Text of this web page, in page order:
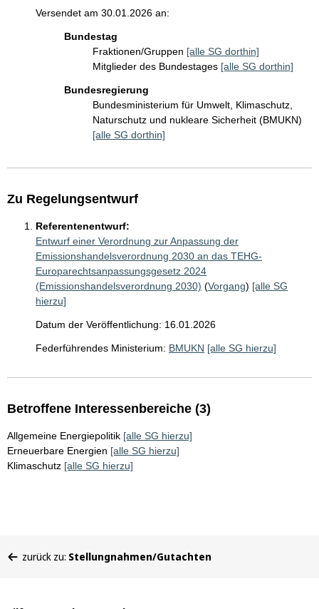
Versendet am 30.01.2026 an:
Bundestag
Fraktionen/Gruppen [alle SG dorthin]
Mitglieder des Bundestages [alle SG dorthin]
Bundesregierung
Bundesministerium für Umwelt, Klimaschutz,
Naturschutz und nukleare Sicherheit (BMUKN)
[alle SG dorthin]
Zu Regelungsentwurf
Referentenentwurf:
Entwurf einer Verordnung zur Anpassung der
Emissionshandelsverordnung 2030 an das TEHG-
Europarechtsanpassungsgesetz 2024
(Emissionshandelsverordnung 2030) (Vorgang) [alle SG
hierzu]
Datum der Veröffentlichung: 16.01.2026
Federführendes Ministerium: BMUKN [alle SG hierzu]
Betroffene Interessenbereiche (3)
Allgemeine Energiepolitik [alle SG hierzu]
Erneuerbare Energien [alle SG hierzu]
Klimaschutz [alle SG hierzu]
befinden
zurück zu: Stellungnahmen/Gutachten